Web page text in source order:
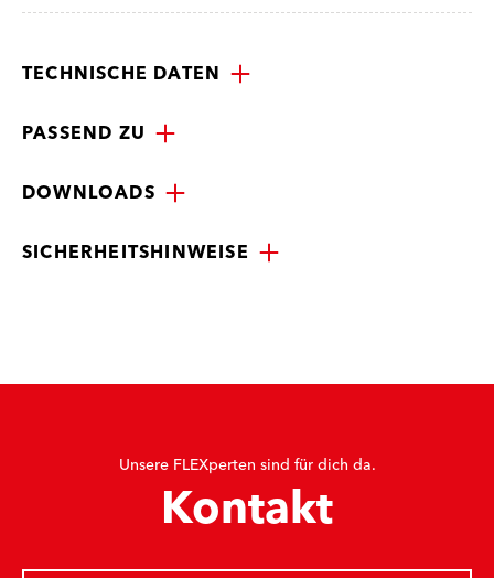
TECHNISCHE DATEN
PASSEND ZU
DOWNLOADS
SICHERHEITSHINWEISE
Unsere FLEXperten sind für dich da.
Kontakt